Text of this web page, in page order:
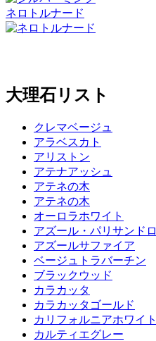
ネロトルナード
大理石リスト
クレマベージュ
アラベスカト
アリストン
アテナアッシュ
アテネの木
アテネの木
オーロラホワイト
アズール・パリサンドロ
アズールサファイア
ベージュトラバーチン
ブラックウッド
カラカッタ
カラカッタゴールド
カリフォルニアホワイト
カルティエグレー